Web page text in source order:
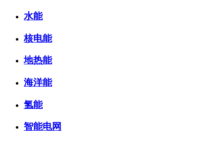
水能
核电能
地热能
海洋能
氢能
智能电网